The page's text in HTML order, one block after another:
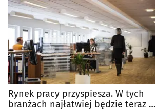
Rynek pracy przyspiesza. W tych
branżach najłatwiej będzie teraz o